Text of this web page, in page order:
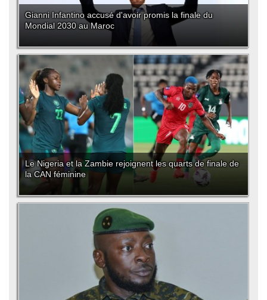
Gianni Infantino accusé d'avoir promis la finale du
Mondial 2030 au Maroc
Le Nigeria et la Zambie rejoignent les quarts de finale de
la CAN féminine